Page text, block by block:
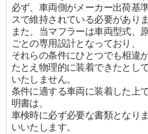
必ず、車両側がメーカー出荷基
スで維持されている必要がありま
また、当マフラーは車両型式、
ごとの専用設計となっており、
それらの条件にひとつでも相違が
たとえ物理的に装着できたとし
いたしません。
条件に適する車両に装着した上
明書は、
車検時に必ず必要な書類となり
いいたします。